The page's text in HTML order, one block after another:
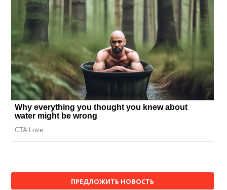
ПРЕДЛОЖИТЬ НОВОСТЬ